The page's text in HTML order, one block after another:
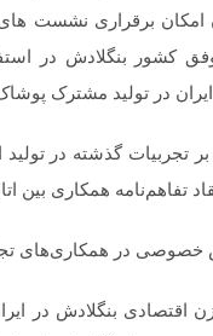
امکان برقراری نشست
کشور بنگلادش در
در تولید مشترک
تجربیات گذشته در
تفاهم‌نامه همکاری
خصوصی در همکاری‌های
اقتصادی بنگلادش در